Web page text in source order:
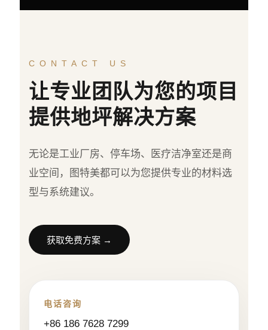
CONTACT US
让专业团队为您的项目
提供地坪解决方案
无论是工业厂房、停车场、医疗洁净室还是商
业空间，图特美都可以为您提供专业的材料选
型与系统建议。
获取免费方案 →
电话咨询
+86 186 7628 7299